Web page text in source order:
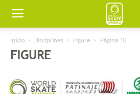
Worldskate
America
Inicio Disciplines Figure Página 10
FIGURE